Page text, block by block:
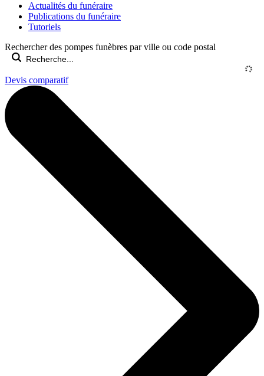
Actualités du funéraire
Publications du funéraire
Tutoriels
Rechercher des pompes funèbres par ville ou code postal
Devis comparatif